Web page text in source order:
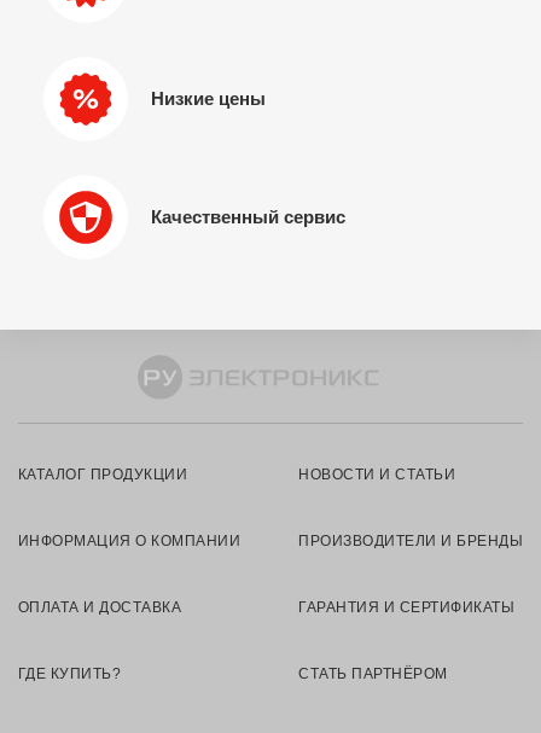
Низкие цены
Качественный сервис
КАТАЛОГ ПРОДУКЦИИ НОВОСТИ И СТАТЬИ
ИНФОРМАЦИЯ О КОМПАНИИ ПРОИЗВОДИТЕЛИ И БРЕНДЫ
ОПЛАТА И ДОСТАВКА ГАРАНТИЯ И СЕРТИФИКАТЫ
ГДЕ КУПИТЬ? СТАТЬ ПАРТНЁРОМ